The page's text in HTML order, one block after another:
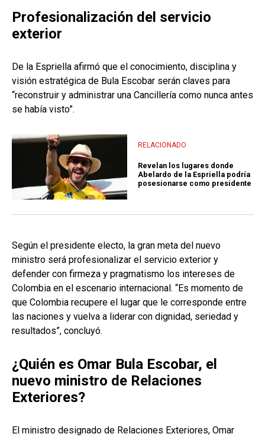
Profesionalización del servicio
exterior
De la Espriella afirmó que el conocimiento, disciplina y
visión estratégica de Bula Escobar serán claves para
“reconstruir y administrar una Cancillería como nunca antes
se había visto”.
RELACIONADO
Revelan los lugares donde
Abelardo de la Espriella podría
posesionarse como presidente
Según el presidente electo, la gran meta del nuevo
ministro será profesionalizar el servicio exterior y
defender con firmeza y pragmatismo los intereses de
Colombia en el escenario internacional. “Es momento de
que Colombia recupere el lugar que le corresponde entre
las naciones y vuelva a liderar con dignidad, seriedad y
resultados”, concluyó.
¿Quién es Omar Bula Escobar, el
nuevo ministro de Relaciones
Exteriores?
El ministro designado de Relaciones Exteriores, Omar